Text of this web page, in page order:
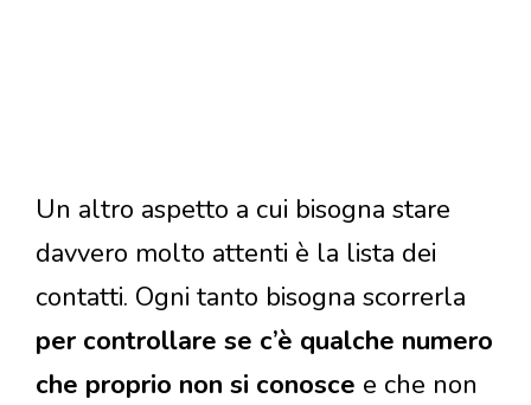
Un altro aspetto a cui bisogna stare
davvero molto attenti è la lista dei
contatti. Ogni tanto bisogna scorrerla
per controllare se c’è qualche numero
che proprio non si conosce e che non